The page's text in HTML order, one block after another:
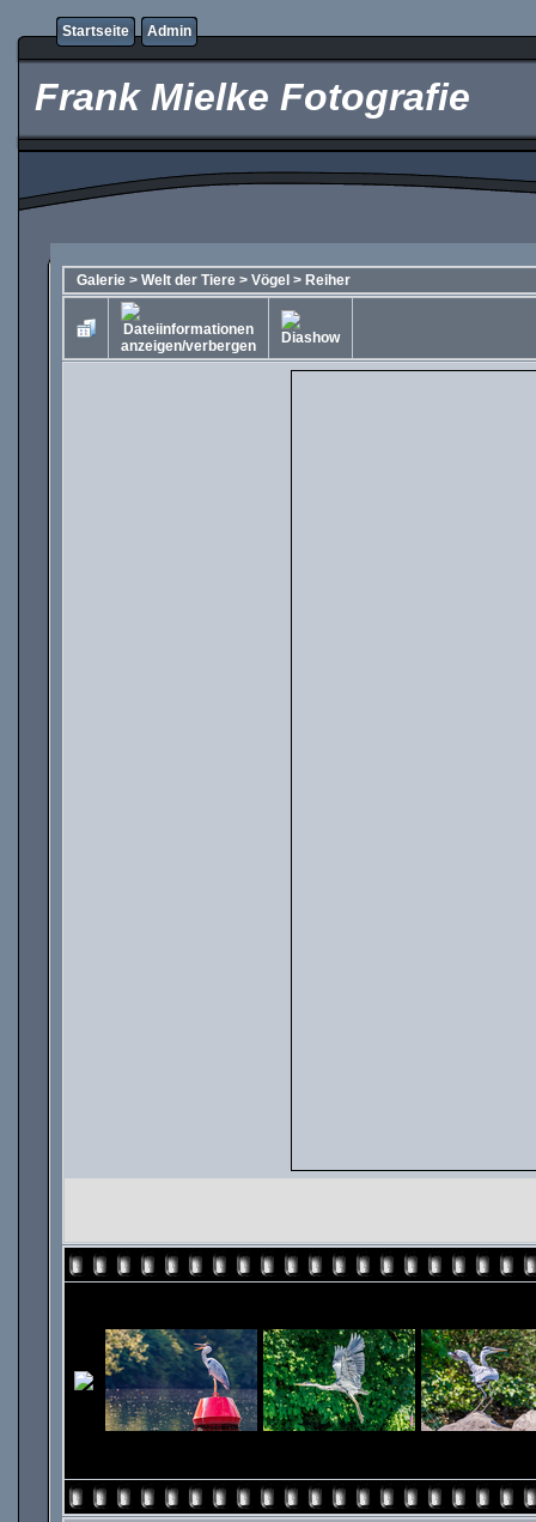
Startseite Admin
Frank Mielke Fotografie
Galerie > Welt der Tiere > Vögel > Reiher